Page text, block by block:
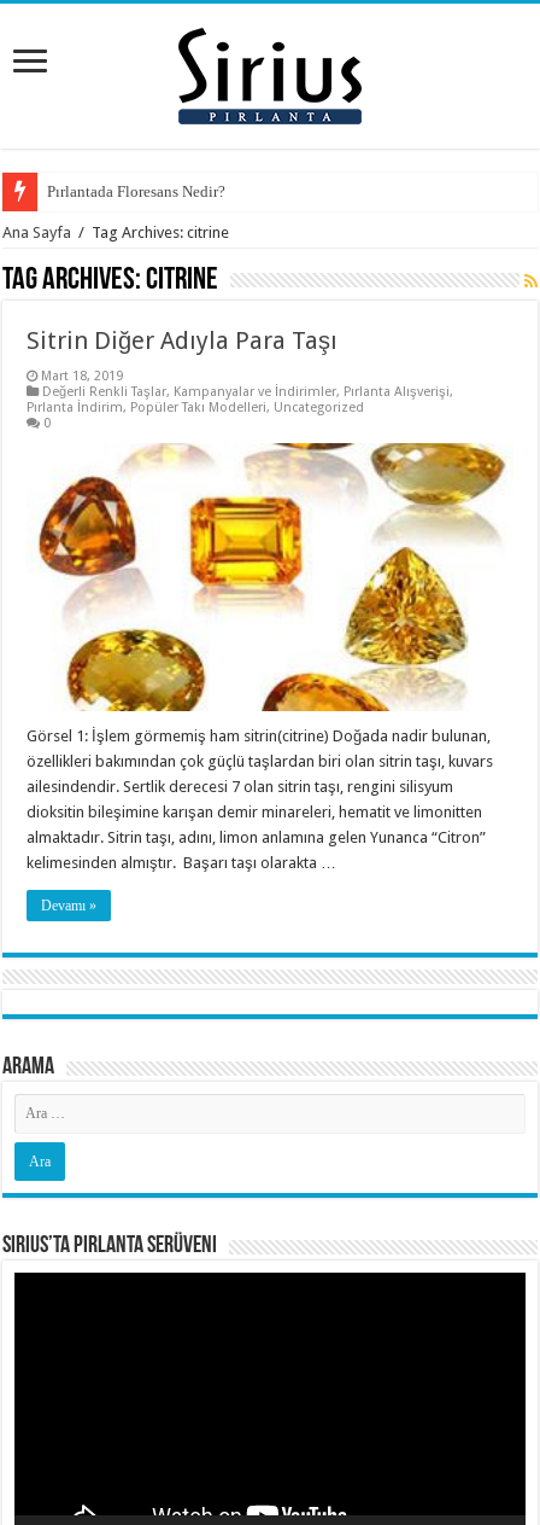
Pırlantada Floresans Nedir?
Ana Sayfa / Tag Archives: citrine
Tag Archives:citrine
Sitrin Diğer Adıyla Para Taşı
Mart 18, 2019
Değerli Renkli Taşlar, Kampanyalar ve İndirimler, Pırlanta Alışverişi,
Pırlanta İndirim, Popüler Takı Modelleri, Uncategorized
0
Görsel 1: İşlem görmemiş ham sitrin(citrine) Doğada nadir bulunan,
özellikleri bakımından çok güçlü taşlardan biri olan sitrin taşı, kuvars
ailesindendir. Sertlik derecesi 7 olan sitrin taşı, rengini silisyum
dioksitin bileşimine karışan demir minareleri, hematit ve limonitten
almaktadır. Sitrin taşı, adını, limon anlamına gelen Yunanca “Citron”
kelimesinden almıştır. Başarı taşı olarakta …
Devamı »
Arama
Sirius’ta Pırlanta Serüveni